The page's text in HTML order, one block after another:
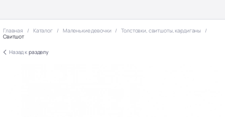
Главная Каталог Маленькие девочки
Толстовки, свитшоты, кардиганы
Свитшот
Назад к разделу